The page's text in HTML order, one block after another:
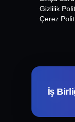
Gizlilik
Çerez
İş